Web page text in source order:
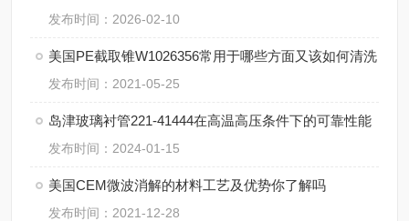
发布时间：2026-02-10
美国PE截取锥W1026356常用于哪些方面又该如何清洗
发布时间：2021-05-25
岛津玻璃衬管221-41444在高温高压条件下的可靠性能
发布时间：2024-01-15
美国CEM微波消解的材料工艺及优势你了解吗
发布时间：2021-12-28